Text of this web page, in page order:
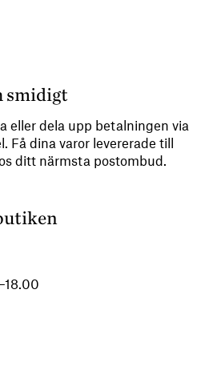
smidigt
eller dela upp betalningen via
Få dina varor levererade till
ditt närmsta postombud.